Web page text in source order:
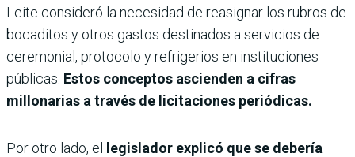
Leite consideró la necesidad de reasignar los rubros de
bocaditos y otros gastos destinados a servicios de
ceremonial, protocolo y refrigerios en instituciones
públicas. Estos conceptos ascienden a cifras
millonarias a través de licitaciones periódicas.
Por otro lado, el legislador explicó que se debería